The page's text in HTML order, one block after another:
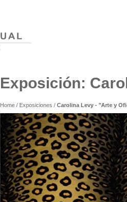
Exposición:
Home/ Exposiciones / Carolina Levy - "Arte y